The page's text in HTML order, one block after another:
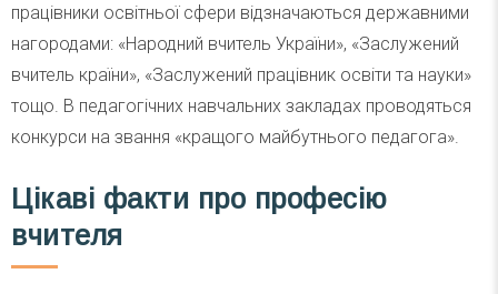
працівники освітньої сфери відзначаються державними
нагородами: «Народний вчитель України», «Заслужений
вчитель країни», «Заслужений працівник освіти та науки»
тощо. В педагогічних навчальних закладах проводяться
конкурси на звання «кращого майбутнього педагога».
Цікаві факти про професію
вчителя